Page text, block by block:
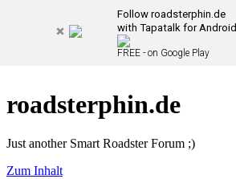
Follow roadsterphin.de
with Tapatalk for Android
FREE - on Google Play
roadsterphin.de
Just another Smart Roadster Forum ;)
Zum Inhalt